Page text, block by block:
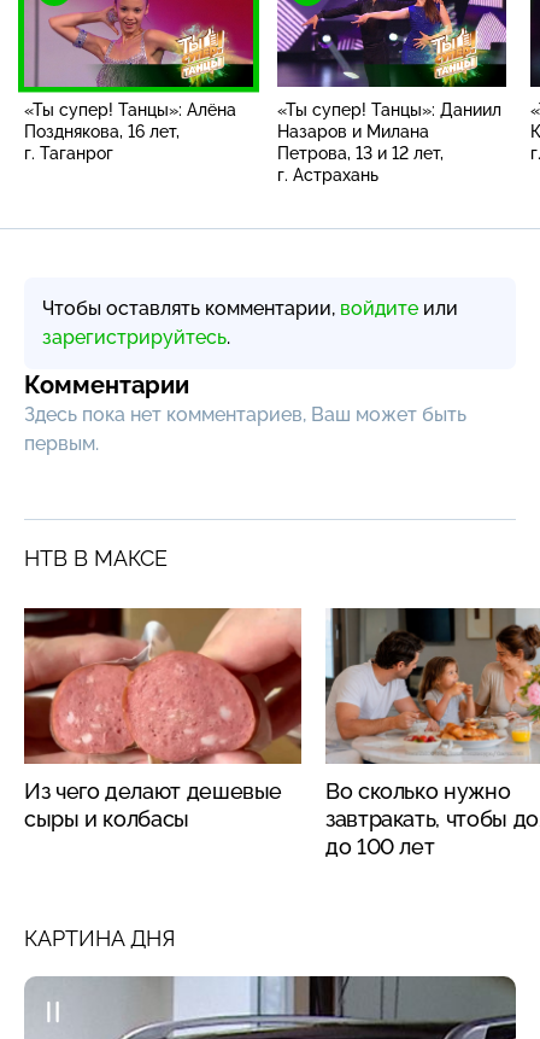
«Ты супер! Танцы»: Алёна
Позднякова, 16 лет,
г. Таганрог
«Ты супер! Танцы»: Даниил
Назаров и Милана
Петрова, 13 и 12 лет,
г. Астрахань
Чтобы оставлять комментарии, войдите или
зарегистрируйтесь.
Комментарии
Здесь пока нет комментариев, Ваш может быть
первым.
НТВ В МАКСЕ
Из чего делают дешевые
сыры и колбасы
Во сколько нужно
завтракать, чтобы
до 100 лет
КАРТИНА ДНЯ